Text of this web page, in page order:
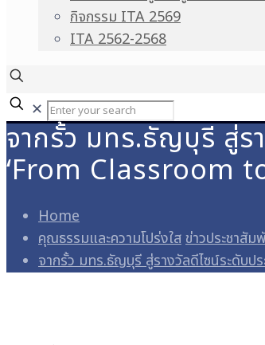
กิจกรรม ITA 2569
ITA 2562-2568
✕
จากรั้ว มทร.ธัญบุรี สู่ร
‘From Classroom
Home
คุณธรรมและความโปร่งใสข่าวประชาสั
จากรั้ว มทร.ธัญบุรี สู่รางวัลดีไซน์ระดับ